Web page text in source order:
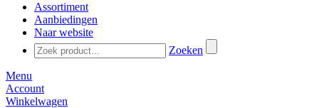
Assortiment
Aanbiedingen
Naar website
Zoeken
Menu
Account
Winkelwagen